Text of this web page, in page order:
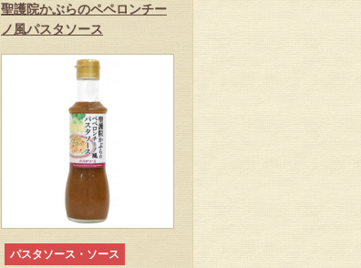
聖護院かぶらのペペロンチー
ノ風パスタソース
パスタソース・ソース